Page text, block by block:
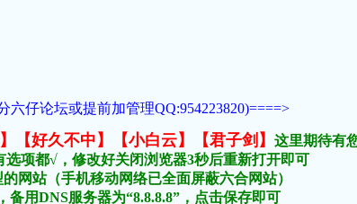
仔论坛或提前加管理QQ:954223820)====>
【好久不中】【小白云】【君子剑】
这里期待有
项都√，修改好关闭浏览器3秒后重新打开即可
网站（手机移动网络已全面屏蔽六合网站）
用DNS服务器为“8.8.8.8”，点击保存即可